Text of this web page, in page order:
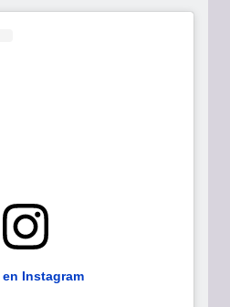
Instagram